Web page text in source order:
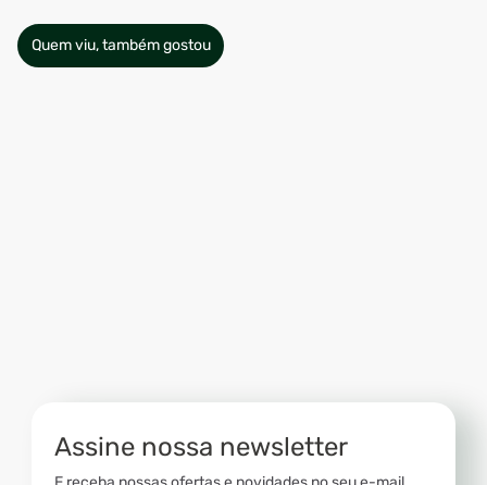
Quem viu, também gostou
Assine nossa newsletter